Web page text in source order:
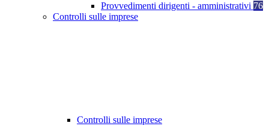
Provvedimenti dirigenti - amministrativi 76
Controlli sulle imprese
Controlli sulle imprese